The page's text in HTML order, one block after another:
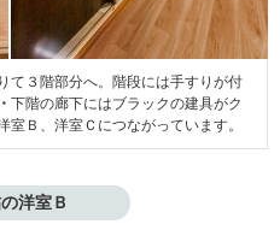
て３階部分へ。階段には手すりが付
下階の廊下にはブラックの建具がク
Ｂ、洋室Ｃにつながっています。
洋室Ｂ